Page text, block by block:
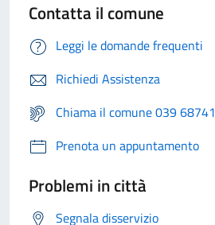
Contatta il comune
Leggi le domande frequenti
Richiedi Assistenza
Chiama il comune 039 68741
Prenota un appuntamento
Problemi in città
Segnala disservizio